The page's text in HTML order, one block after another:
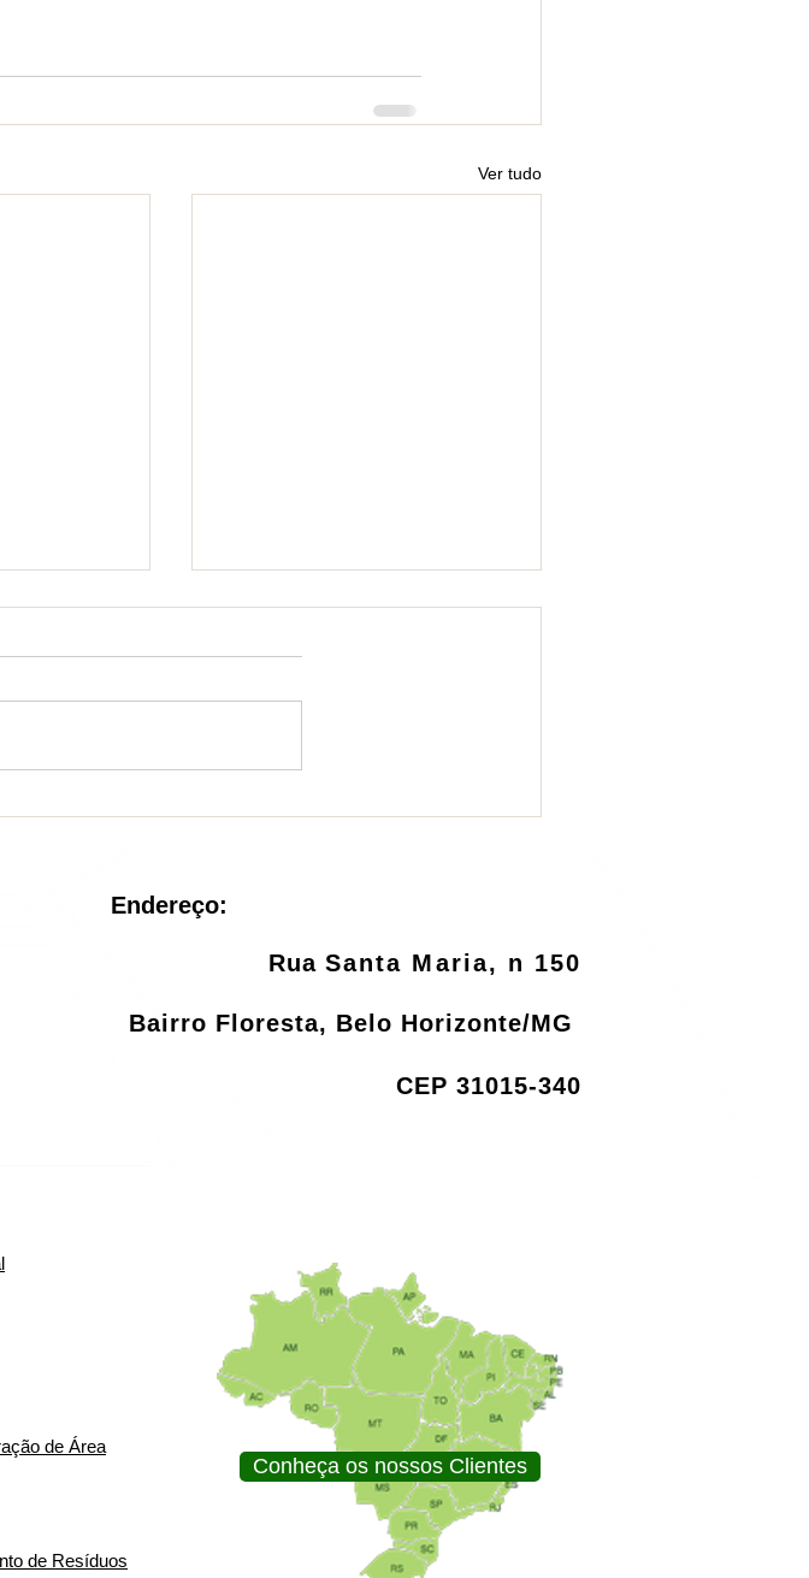
Ver tudo
Endereço:
RuaSanta Maria, n 150
Bairro Floresta, Belo Horizonte/MG
CEP 31015-340
de Área
de Resíduos
Conheça os nossos Clientes